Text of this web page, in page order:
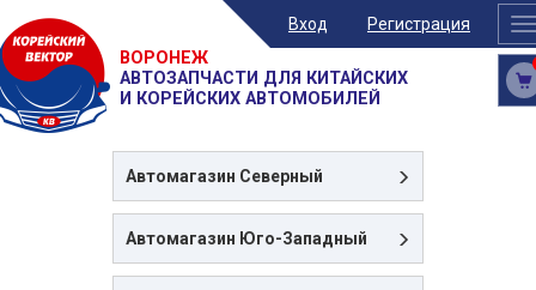
Вход Регистрация
ВОРОНЕЖ
АВТОЗАПЧАСТИ ДЛЯ КИТАЙСКИХ
И КОРЕЙСКИХ АВТОМОБИЛЕЙ
Автомагазин Северный
Автомагазин Юго-Западный